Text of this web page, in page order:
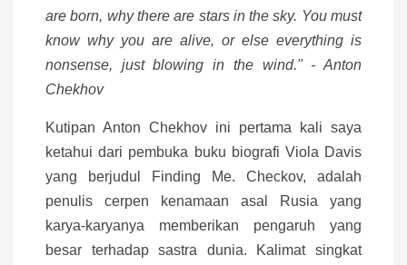
are born, why there are stars in the sky. You must
know why you are alive, or else everything is
nonsense, just blowing in the wind." - Anton
Chekhov
Kutipan Anton Chekhov ini pertama kali saya
ketahui dari pembuka buku biografi Viola Davis
yang berjudul Finding Me. Checkov, adalah
penulis cerpen kenamaan asal Rusia yang
karya-karyanya memberikan pengaruh yang
besar terhadap sastra dunia. Kalimat singkat